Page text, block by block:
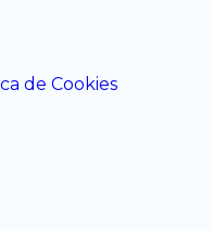
de Cookies